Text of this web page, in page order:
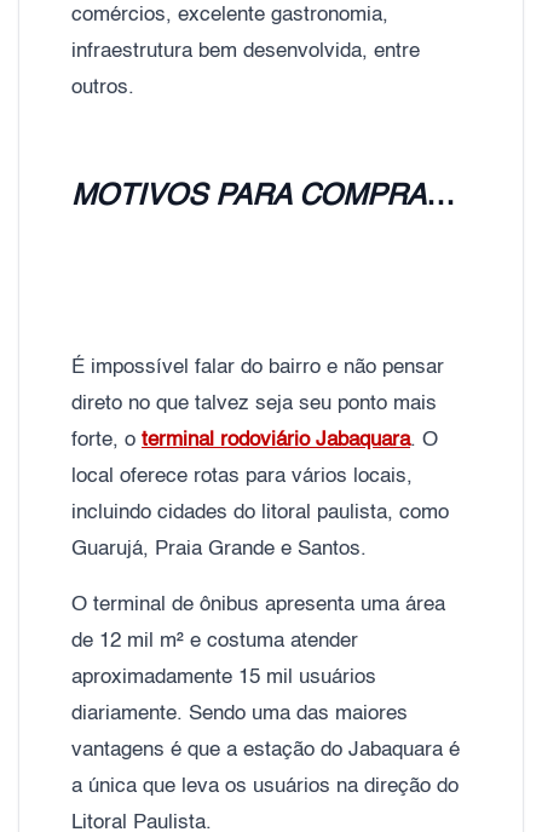
comércios, excelente gastronomia,
infraestrutura bem desenvolvida, entre
outros.
MOTIVOS PARA COMPRAR UM APARTAMENTO NO JABAQUARA
É impossível falar do bairro e não pensar
direto no que talvez seja seu ponto mais
forte, o terminal rodoviário Jabaquara. O
local oferece rotas para vários locais,
incluindo cidades do litoral paulista, como
Guarujá, Praia Grande e Santos.
O terminal de ônibus apresenta uma área
de 12 mil m² e costuma atender
aproximadamente 15 mil usuários
diariamente. Sendo uma das maiores
vantagens é que a estação do Jabaquara é
a única que leva os usuários na direção do
Litoral Paulista.